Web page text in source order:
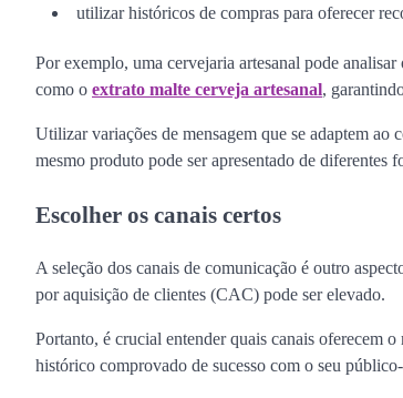
utilizar históricos de compras para oferecer
Por exemplo, uma cervejaria artesanal pode
como o extrato malte cerveja artesanal,
Utilizar variações de mensagem que se adaptem
mesmo produto pode ser apresentado de diferentes
Escolher os canais certos
A seleção dos canais de comunicação é outro
por aquisição de clientes (CAC) pode ser elevado.
Portanto, é crucial entender quais canais oferecem
histórico comprovado de sucesso com o seu